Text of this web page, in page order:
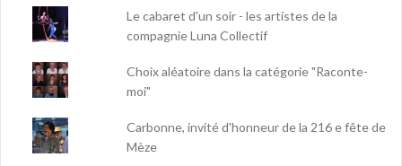
Le cabaret d'un soir - les artistes de la
compagnie Luna Collectif
Choix aléatoire dans la catégorie "Raconte-
moi"
Carbonne, invité d'honneur de la 216 e fête de
Mèze